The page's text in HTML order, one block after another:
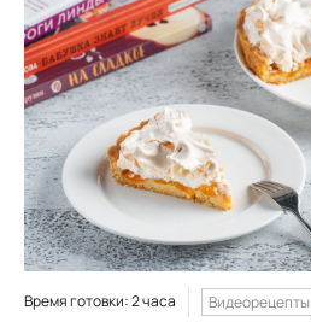
Время готовки: 2 часа Видеорецепты